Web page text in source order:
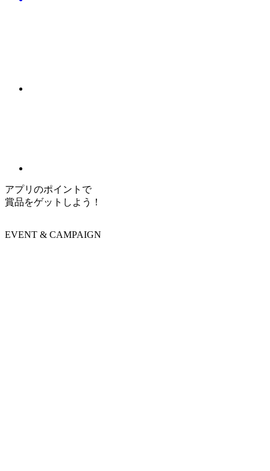
アプリのポイントで
賞品をゲットしよう！
EVENT & CAMPAIGN